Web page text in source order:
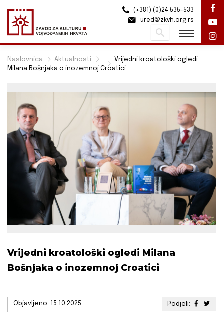
Naslovnica Aktualnosti
Vrijedni kroatološki ogledi
Milana Bošnjaka o inozemnoj Croatici
Vrijedni kroatološki ogledi Milana
Bošnjaka o inozemnoj Croatici
Podjeli:
Objavljeno: 15.10.2025.
(+381) (0)24 535-533
ured@zkvh.org.rs
Pretraži